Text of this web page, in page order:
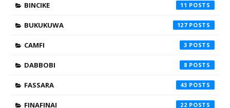
BINCIKE 11
BUKUKUWA 127
CAMFI 3
DABBOBI 8
FASSARA 43
FINAFINAI 22